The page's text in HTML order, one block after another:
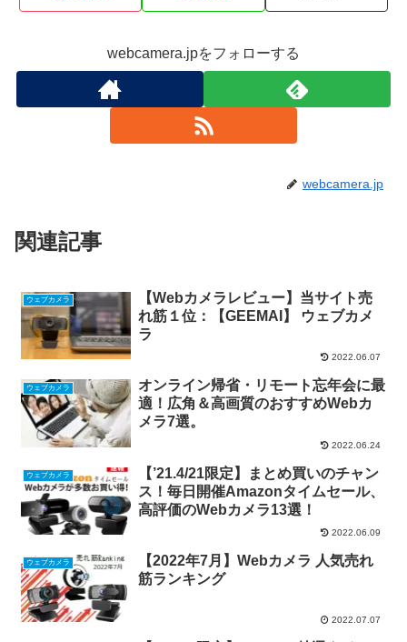
webcamera.jpをフォローする
webcamera.jp
関連記事
ウェブカメラ
【Webカメラレビュー】当サイト売
れ筋１位：【GEEMAI】 ウェブカメ
ラ
2022.06.07
ウェブカメラ
オンライン帰省・リモート忘年会に最
適！広角＆高画質のおすすめWebカ
メラ7選。
2022.06.24
ウェブカメラ
【’21.4/21限定】まとめ買いのチャン
ス！毎日開催Amazonタイムセール、
高評価のWebカメラ13選！
2022.06.09
ウェブカメラ
【2022年7月】Webカメラ 人気売れ
筋ランキング
2022.07.07